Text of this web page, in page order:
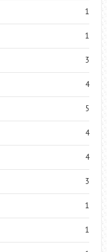
1
1
3
4
5
4
4
3
1
1